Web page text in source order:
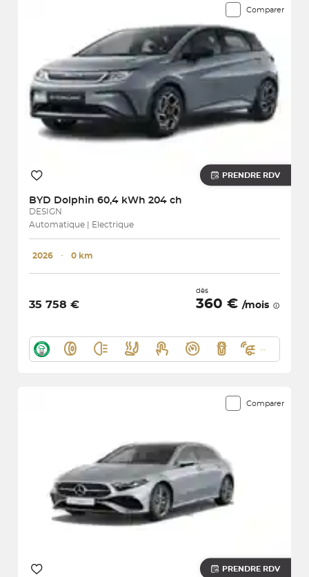
Comparer
PRENDRE RDV
BYD Dolphin 60,4 kWh 204 ch
DESIGN
Automatique | Electrique
2026 ･ 0 km
35 758 €
dès
360 € /mois
Comparer
PRENDRE RDV